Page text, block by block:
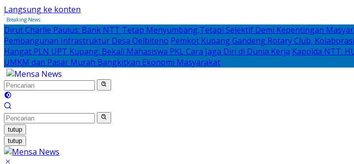
Langsung ke konten
Breaking News
Dirut Charlie Paulus: Bank NTT Tetap Menyumbang,Tetapi Selektif Demi Kepentingan
Pembangunan Infrastruktur Desa Oelbiteno Pemkot Kupang Gandeng Rotary Club,
Hangat PLN UPT Kupang: Bekali Mahasiswa PKL Cara Jaga Diri di Dunia Kerja Kapolda NTT:
UMKM dan Pasar Murah Bangkitkan Ekonomi Masyarakat
tutup
tutup